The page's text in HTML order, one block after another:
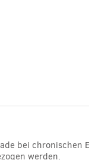
bei chronischen
werden.